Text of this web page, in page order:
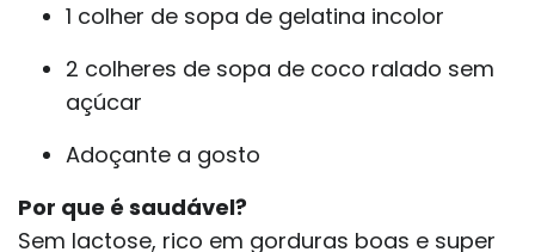
1 colher de sopa de gelatina incolor
2 colheres de sopa de coco ralado sem
açúcar
Adoçante a gosto
Por que é saudável?
Sem lactose, rico em gorduras boas e super